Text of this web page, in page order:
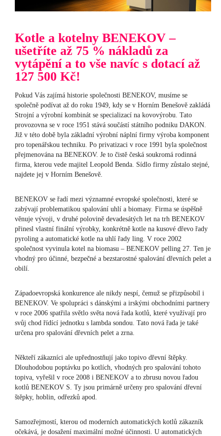
Kotle a kotelny BENEKOV –
ušetříte až 75 % nákladů za
vytápění a to vše navíc s dotací až
127 500 Kč!
Pokud Vás zajímá historie společnosti BENEKOV, musíme se
společně podívat až do roku 1949, kdy se v Horním Benešově zakládá
Strojní a výrobní kombinát se specializací na kovovýrobu. Tato
provozovna se v roce 1951 stává součástí státního podniku DAKON.
Již v této době byla základní výrobní náplní firmy výroba komponent
pro topenářskou techniku. Po privatizaci v roce 1991 byla společnost
přejmenována na BENEKOV. Je to čistě česká soukromá rodinná
firma, kterou vede majitel Leopold Benda. Sídlo firmy zůstalo stejné,
najdete jej v Horním Benešově.
BENEKOV se řadí mezi významné evropské společnosti, které se
zabývají problematikou spalování uhlí a biomasy. Firma se úspěšně
věnuje vývoji, v druhé polovině devadesátých let na trh BENEKOV
přinesl vlastní finální výrobky, konkrétně kotle na kusové dřevo řady
pyroling a automatické kotle na uhlí řady ling. V roce 2002
společnost vyvinula kotel na biomasu – BENEKOV pelling 27. Ten je
vhodný pro účinné, bezpečné a bezstarostné spalování dřevních pelet a
obilí.
Západoevropská konkurence ale nikdy nespí, čemuž se přizpůsobil i
BENEKOV. Ve spolupráci s dánskými a irskými obchodními partnery
v roce 2006 spatřila světlo světa nová řada kotlů, které využívají pro
svůj chod řídící jednotku s lambda sondou. Tato nová řada je také
určena pro spalování dřevních pelet a zrna.
Někteří zákazníci ale upřednostňují jako topivo dřevní štěpky.
Dlouhodobou poptávku po kotlích, vhodných pro spalování tohoto
topiva, vyřešil v roce 2008 i BENEKOV a to zbrusu novou řadou
kotlů BENEKOV S. Ty jsou primárně určeny pro spalování dřevní
štěpky, hoblin, odřezků apod.
Samozřejmostí, kterou od moderních automatických kotlů zákazník
očekává, je dosažení maximální možné účinnosti. U automatických